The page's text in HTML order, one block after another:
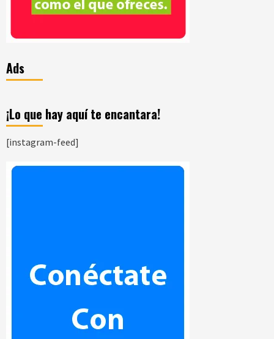
Ads
¡Lo que hay aquí te encantara!
[instagram-feed]